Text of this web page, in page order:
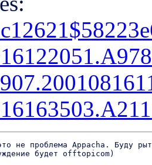
не проблема Appacha. Буду
будет offtopicom)